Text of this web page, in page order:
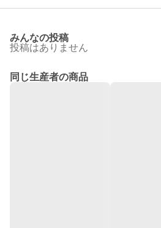
みんなの投稿
投稿はありません
同じ生産者の商品